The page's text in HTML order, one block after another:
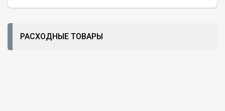
РАСХОДНЫЕ ТОВАРЫ